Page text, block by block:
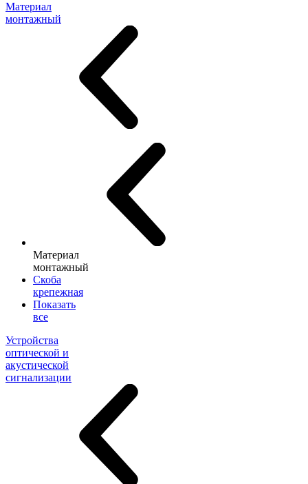
Материал
монтажный
Материал
монтажный
Скоба
крепежная
Показать
все
Устройства
оптической и
акустической
сигнализации